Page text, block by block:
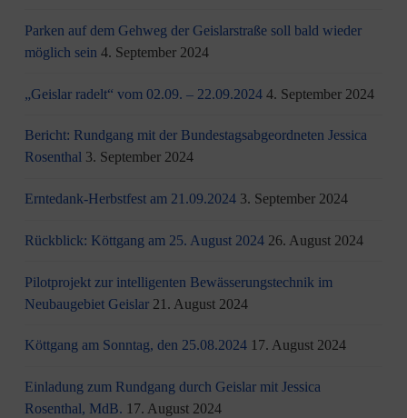
Parken auf dem Gehweg der Geislarstraße soll bald wieder
möglich sein 4. September 2024
„Geislar radelt“ vom 02.09. – 22.09.2024 4. September 2024
Bericht: Rundgang mit der Bundestagsabgeordneten Jessica
Rosenthal 3. September 2024
Erntedank-Herbstfest am 21.09.2024 3. September 2024
Rückblick: Köttgang am 25. August 2024 26. August 2024
Pilotprojekt zur intelligenten Bewässerungstechnik im
Neubaugebiet Geislar 21. August 2024
Köttgang am Sonntag, den 25.08.2024 17. August 2024
Einladung zum Rundgang durch Geislar mit Jessica
Rosenthal, MdB. 17. August 2024